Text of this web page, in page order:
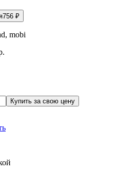
756 ₽
mobi
Купить за свою цену